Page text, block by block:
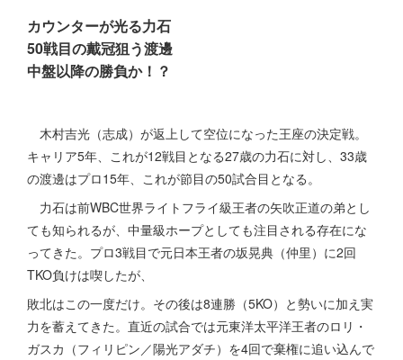
カウンターが光る力石
50戦目の戴冠狙う渡邊
中盤以降の勝負か！？
木村吉光（志成）が返上して空位になった王座の決定戦。
キャリア5年、これが12戦目となる27歳の力石に対し、33歳
の渡邊はプロ15年、これが節目の50試合目となる。
力石は前WBC世界ライトフライ級王者の矢吹正道の弟とし
ても知られるが、中量級ホープとしても注目される存在にな
ってきた。プロ3戦目で元日本王者の坂晃典（仲里）に2回
TKO負けは喫したが、
敗北はこの一度だけ。その後は8連勝（5KO）と勢いに加え実
力を蓄えてきた。直近の試合では元東洋太平洋王者のロリ・
ガスカ（フィリピン／陽光アダチ）を4回で棄権に追い込んで